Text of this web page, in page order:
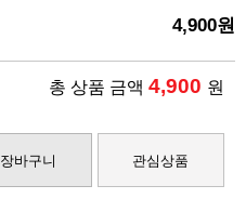
4,900원
총 상품 금액 4,900 원
장바구니 관심상품